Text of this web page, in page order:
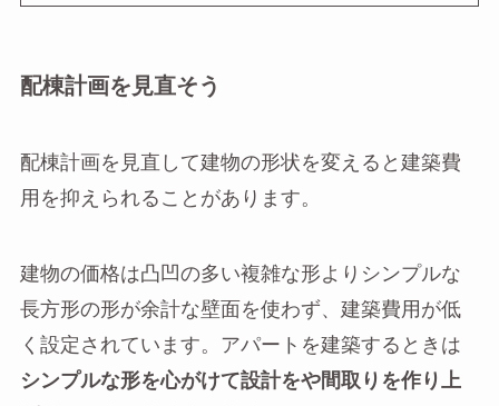
配棟計画を見直そう
配棟計画を見直して建物の形状を変えると建築費
用を抑えられることがあります。
建物の価格は凸凹の多い複雑な形よりシンプルな
長方形の形が余計な壁面を使わず、建築費用が低
く設定されています。アパートを建築するときは
シンプルな形を心がけて設計をや間取りを作り上